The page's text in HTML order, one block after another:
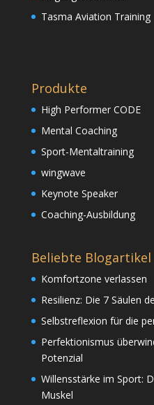
Tasma Aviation Training
Produkte
High Performer CODE
Mental Coaching
Sport-Mentaltraining
wingwave
Keynote Speaker
Coaching-Ausbildung
Beliebte Blogartikel
Komfortzone verlassen
Resilienz: Die 7 Säulen
Selbstreflexion für die
Perfektionismus
Potenzial
Willensstärke im Sport:
Muskel